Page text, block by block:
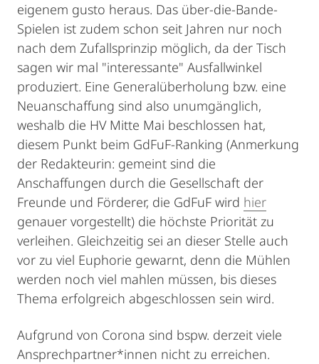
eigenem gusto heraus. Das über-die-Bande-
Spielen ist zudem schon seit Jahren nur noch
nach dem Zufallsprinzip möglich, da der Tisch
sagen wir mal "interessante" Ausfallwinkel
produziert. Eine Generalüberholung bzw. eine
Neuanschaffung sind also unumgänglich,
weshalb die HV Mitte Mai beschlossen hat,
diesem Punkt beim GdFuF-Ranking (Anmerkung
der Redakteurin: gemeint sind die
Anschaffungen durch die Gesellschaft der
Freunde und Förderer, die GdFuF wird hier
genauer vorgestellt) die höchste Priorität zu
verleihen. Gleichzeitig sei an dieser Stelle auch
vor zu viel Euphorie gewarnt, denn die Mühlen
werden noch viel mahlen müssen, bis dieses
Thema erfolgreich abgeschlossen sein wird.
Aufgrund von Corona sind bspw. derzeit viele
Ansprechpartner*innen nicht zu erreichen.